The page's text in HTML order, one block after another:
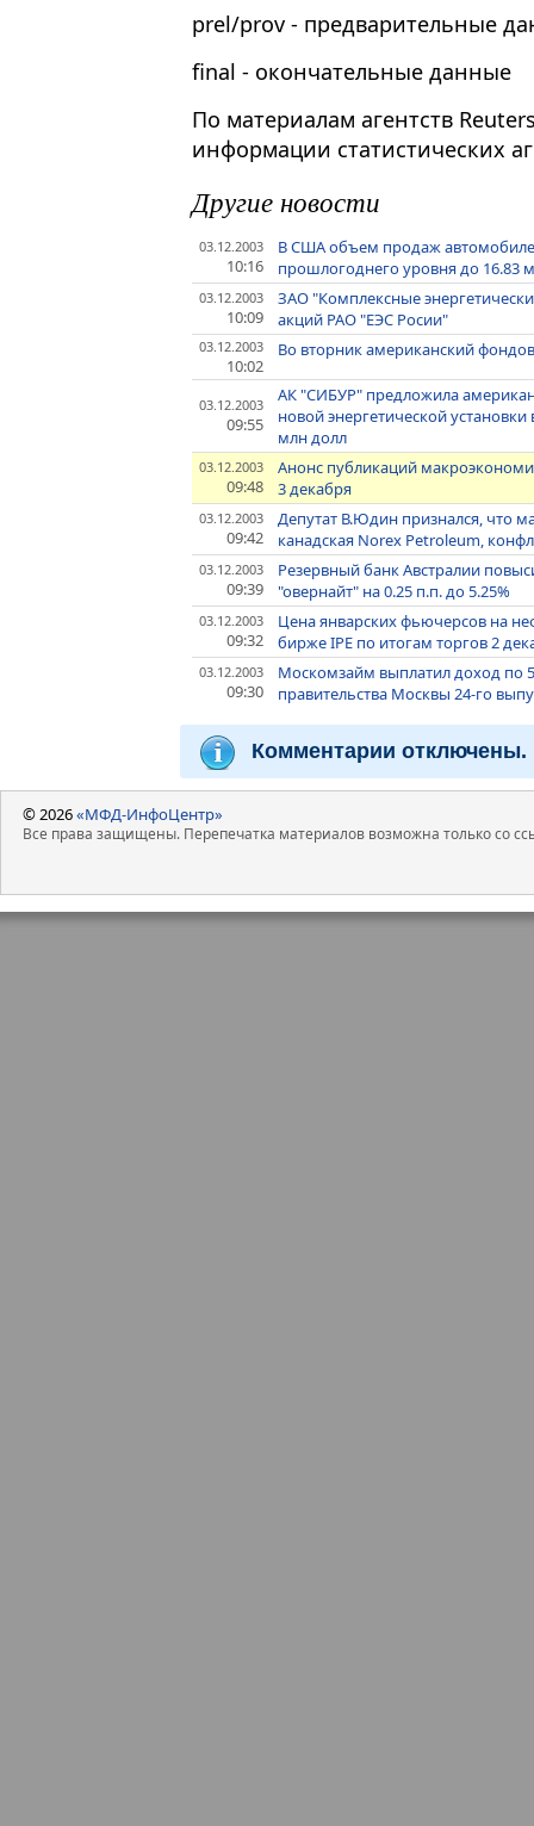
prel/prov - предварительные
final - окончательные данные
По материалам агентств
информации статистических
Другие новости
03.12.2003
10:16
В США объем продаж
прошлогоднего уровня до 16.83
03.12.2003
10:09
ЗАО "Комплексные
акций РАО "ЕЭС Росии"
03.12.2003
10:02
Во вторник американский
03.12.2003
09:55
АК "СИБУР" предложила
новой энергетической
млн долл
03.12.2003
09:48
Анонс публикаций
3 декабря
03.12.2003
09:42
Депутат В.Юдин признался, что
канадская Noreх Petroleum,
03.12.2003
09:39
Резервный банк Австралии
"овернайт" на 0.25 п.п. до 5.25%
03.12.2003
09:32
Цена январских фьючерсов на
бирже IPE по итогам торгов 2
03.12.2003
09:30
Москомзайм выплатил доход по
правительства Москвы 24-го
Комментарии отключены.
© 2026«МФД-ИнфоЦентр»
Все права защищены. Перепечатка материалов возможна только со